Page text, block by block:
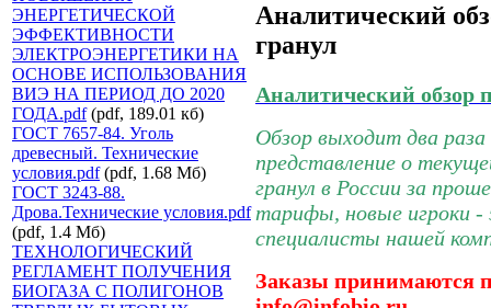
ЭНЕРГЕТИЧЕСКОЙ
ЭФФЕКТИВНОСТИ
ЭЛЕКТРОЭНЕРГЕТИКИ НА
ОСНОВЕ ИСПОЛЬЗОВАНИЯ
ВИЭ НА ПЕРИОД ДО 2020
ГОДА.pdf(pdf, 189.01 кб)
ГОСТ 7657-84. Уголь
древесный. Технические
условия.pdf(pdf, 1.68 Мб)
ГОСТ 3243-88.
Дрова.Технические условия.pdf
(pdf, 1.4 Мб)
ТЕХНОЛОГИЧЕСКИЙ
РЕГЛАМЕНТ ПОЛУЧЕНИЯ
БИОГАЗА С ПОЛИГОНОВ
Аналитический
гранул
Аналитический обзор
Обзор выходит два раза
представление о
гранул в России за
тарифы, новые игроки -
специалисты нашей
Заказы принимаются